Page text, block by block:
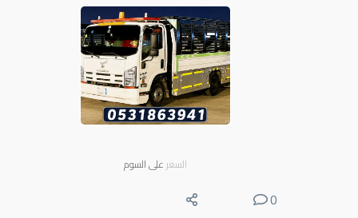
السعر على السوم
0